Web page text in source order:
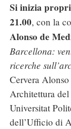
Si inizia
21.00, con la
Alonso de
Barcellona:
ricerche
Cervera
Architettura del
Universitat
dell’Ufficio di